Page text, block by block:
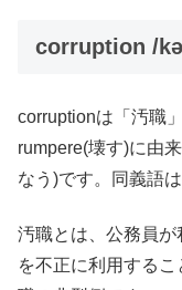
corruption /
corruptionは「汚職
rumpere(壊す)に由
なう)です。同義語
汚職とは、公務員
を不正に利用する